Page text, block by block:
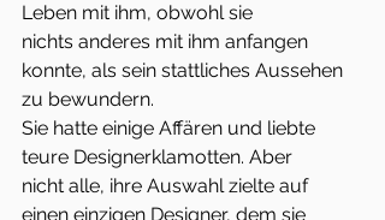
Leben mit ihm, obwohl sie
nichts anderes mit ihm anfangen
konnte, als sein stattliches Aussehen
zu bewundern.
Sie hatte einige Affären und liebte
teure Designerklamotten. Aber
nicht alle, ihre Auswahl zielte auf
einen einzigen Designer, dem sie